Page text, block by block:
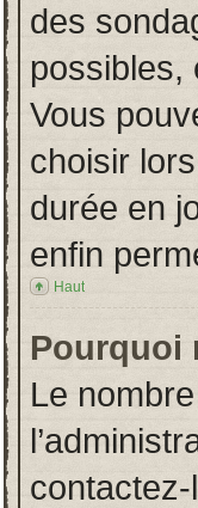
des
possibles,
Vous
choisir
durée en
enfin
Haut
Pourquoi
Le
contactez-